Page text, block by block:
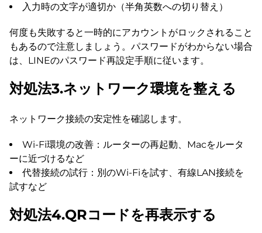
入力時の文字が適切か（半角英数への切り替え）
何度も失敗すると一時的にアカウントがロックされること
もあるので注意しましょう。パスワードがわからない場合
は、LINEのパスワード再設定手順に従います。
対処法3.ネットワーク環境を整える
ネットワーク接続の安定性を確認します。
Wi-Fi環境の改善：ルーターの再起動、Macをルータ
ーに近づけるなど
代替接続の試行：別のWi-Fiを試す、有線LAN接続を
試すなど
対処法4.QRコードを再表示する